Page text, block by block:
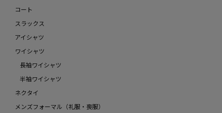
コート
スラックス
アイシャツ
ワイシャツ
長袖ワイシャツ
半袖ワイシャツ
ネクタイ
メンズフォーマル（礼服・喪服）